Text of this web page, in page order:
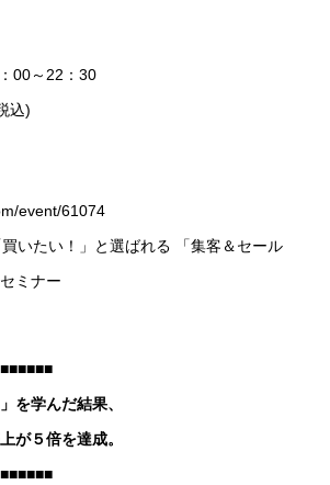
00～22：30
込)
event/61074
を学んだ結果、
が５倍を達成。